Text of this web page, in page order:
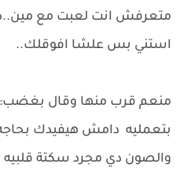
متعرفش انت لعبت مع
استني بس علشا افوقلك..
منعم قرب منها وقال
بتعمليه دامش هيفيدك
والصون دي مجرد سكتة